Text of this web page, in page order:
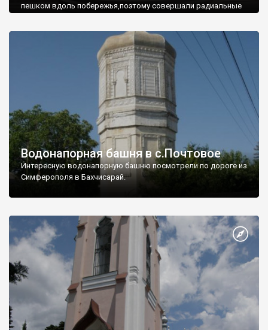
пешком вдоль побережья,поэтому совершали радиальные
Водонапорная башня в с.Почтовое
Интересную водонапорную башню посмотрели по дороге из
Симферополя в Бахчисарай.